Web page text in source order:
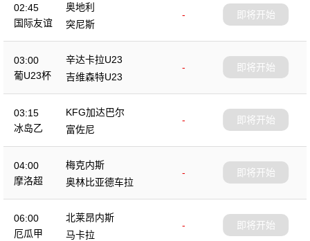
02:45
国际友谊
奥地利
-
突尼斯
即将开始
03:00
葡U23杯
辛达卡拉U23
-
吉维森特U23
即将开始
03:15
冰岛乙
KFG加达巴尔
-
富佐尼
即将开始
04:00
摩洛超
梅克内斯
-
奥林比亚德车拉
即将开始
06:00
厄瓜甲
北莱昂内斯
-
马卡拉
即将开始